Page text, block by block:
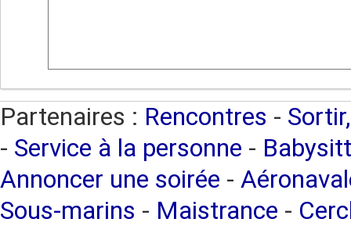
Partenaires : Rencontres -
- Service à la personne -
Annoncer une soirée -
Sous-marins - Maistrance -